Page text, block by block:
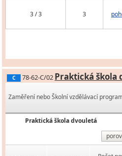
3 / 3 3
C 78-62-C/02 Praktická škola
Zaměření nebo Školní vzdělávací
Praktická škola dvouletá